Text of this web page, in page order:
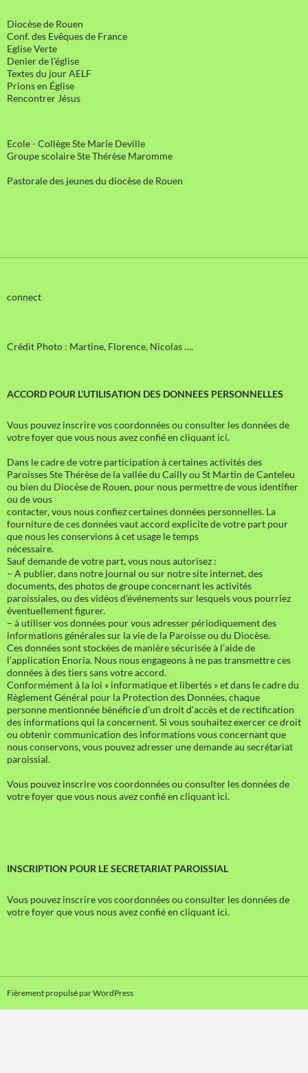
Diocèse de Rouen
Conf. des Evêques de France
Eglise Verte
Denier de l'église
Textes du jour AELF
Prions en Église
Rencontrer Jésus
Ecole - Collège Ste Marie Deville
Groupe scolaire Ste Thérèse Maromme
Pastorale des jeunes du diocèse de Rouen
connect
Crédit Photo : Martine, Florence, Nicolas ….
ACCORD POUR L’UTILISATION DES DONNEES PERSONNELLES
Vous pouvez inscrire vos coordonnées ou consulter les données de
votre foyer que vous nous avez confié en cliquant ici.
Dans le cadre de votre participation à certaines activités des
Paroisses Ste Thérèse de la vallée du Cailly ou St Martin de Canteleu
ou bien du Diocèse de Rouen, pour nous permettre de vous identifier
ou de vous
contacter, vous nous confiez certaines données personnelles. La
fourniture de ces données vaut accord explicite de votre part pour
que nous les conservions à cet usage le temps
nécessaire.
Sauf demande de votre part, vous nous autorisez :
– A publier, dans notre journal ou sur notre site internet, des
documents, des photos de groupe concernant les activités
paroissiales, ou des vidéos d’événements sur lesquels vous pourriez
éventuellement figurer.
– à utiliser vos données pour vous adresser périodiquement des
informations générales sur la vie de la Paroisse ou du Diocèse.
Ces données sont stockées de manière sécurisée à l’aide de
l’application Enoria. Nous nous engageons à ne pas transmettre ces
données à des tiers sans votre accord.
Conformément à la loi « informatique et libertés » et dans le cadre du
Règlement Général pour la Protection des Données, chaque
personne mentionnée bénéficie d’un droit d’accès et de rectification
des informations qui la concernent. Si vous souhaitez exercer ce droit
ou obtenir communication des informations vous concernant que
nous conservons, vous pouvez adresser une demande au secrétariat
paroissial.
Vous pouvez inscrire vos coordonnées ou consulter les données de
votre foyer que vous nous avez confié en cliquant ici.
INSCRIPTION POUR LE SECRETARIAT PAROISSIAL
Vous pouvez inscrire vos coordonnées ou consulter les données de
votre foyer que vous nous avez confié en cliquant ici.
Fièrement propulsé par WordPress